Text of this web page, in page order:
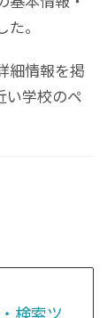
。
細情報を掲
い学校のペ
検索ツ